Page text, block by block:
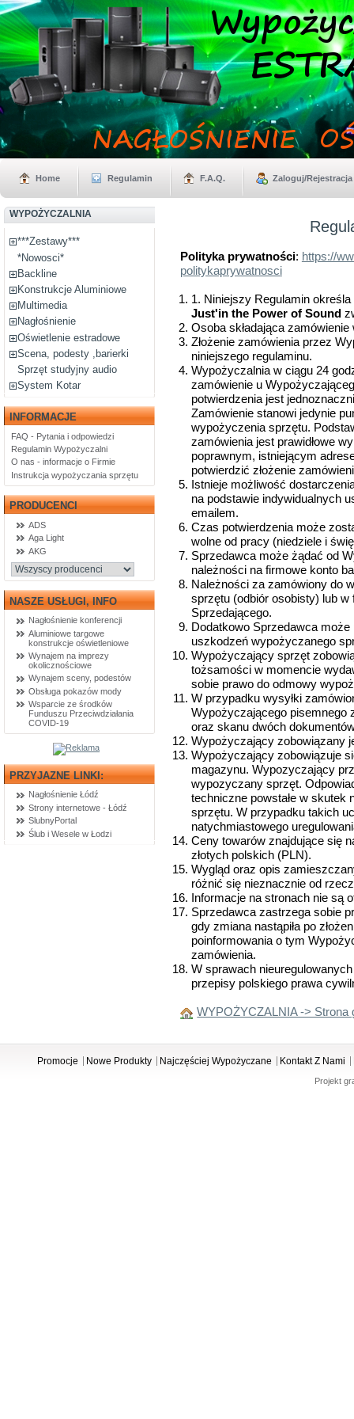
Home Regulamin F.A.Q. Zaloguj/Rejestracja
WYPOŻYCZALNIA
***Zestawy***
*Nowosci*
Backline
Konstrukcje Aluminiowe
Multimedia
Nagłośnienie
Oświetlenie estradowe
Scena, podesty ,barierki
Sprzęt studyjny audio
System Kotar
INFORMACJE
FAQ - Pytania i odpowiedzi
Regulamin Wypożyczalni
O nas - informacje o Firmie
Instrukcja wypożyczania sprzętu
PRODUCENCI
ADS
Aga Light
AKG
NASZE USŁUGI, INFO
Nagłośnienie konferencji
Aluminiowe targowe
konstrukcje oświetleniowe
Wynajem na imprezy
okolicznościowe
Wynajem sceny, podestów
Obsługa pokazów mody
Wsparcie ze środków
Funduszu Przeciwdziałania
COVID-19
PRZYJAZNE LINKI:
Nagłośnienie Łódź
Strony internetowe - Łódź
SlubnyPortal
Ślub i Wesele w Łodzi
Polityka prywatności: https://
politykaprywatnosci
1. Niniejszy Regulamin
Just'in the Power of Sound
Osoba składająca
Złożenie zamówienia przez
niniejszego regulaminu.
Wypożyczalnia w ciągu 24
zamówienie u
potwierdzenia jest
Zamówienie stanowi jedynie
wypożyczenia sprzętu.
zamówienia jest prawidłowe
poprawnym, istniejącym
potwierdzić złożenie
Istnieje możliwość
na podstawie indywidualnych
emailem.
Czas potwierdzenia może
wolne od pracy (niedziele i
Sprzedawca może żądać od
należności na firmowe konto
Należności za zamówiony do
sprzętu (odbiór osobisty) lub w
Sprzedającego.
Dodatkowo Sprzedawca
uszkodzeń wypożyczanego
Wypożyczający sprzęt
tożsamości w momencie
sobie prawo do odmowy
W przypadku wysyłki
Wypożyczającego pisemnego
oraz skanu dwóch
Wypożyczający
Wypożyczający zobowiązuje
magazynu. Wypozyczający
wypozyczany sprzęt.
techniczne powstałe w skutek
sprzętu. W przypadku takich
natychmiastowego
Ceny towarów znajdujące się
złotych polskich (PLN).
Wygląd oraz opis
różnić się nieznacznie od
Informacje na stronach nie są
Sprzedawca zastrzega sobie
gdy zmiana nastąpiła po
poinformowania o tym
zamówienia.
W sprawach
przepisy polskiego prawa
WYPOŻYCZALNIA -> Strona
Promocje Nowe Produkty Najczęściej Wypożyczane Kontakt Z Nami
Projekt